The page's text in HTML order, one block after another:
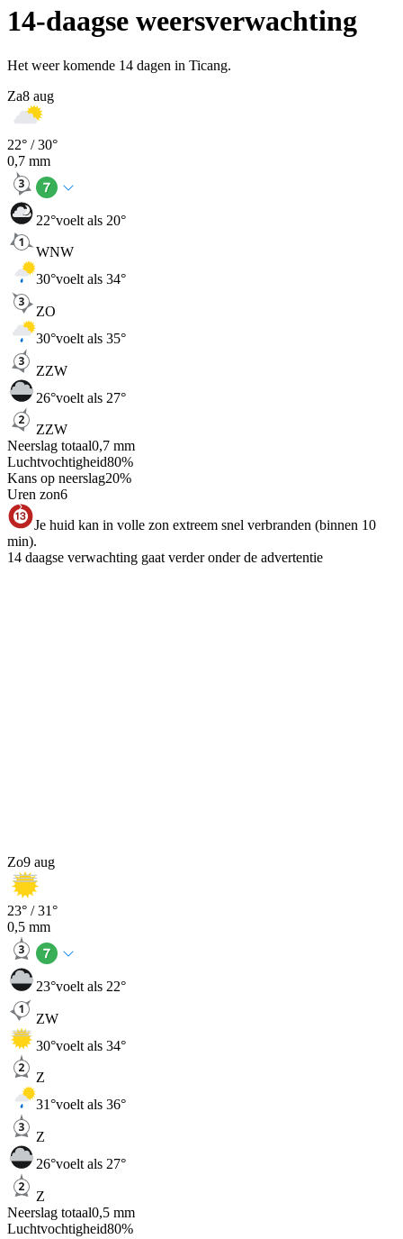
14-daagse weersverwachting
Het weer komende 14 dagen in Ticang.
Za8 aug
22° /30°
0,7 mm
22°voelt als 20°
WNW
30°voelt als 34°
ZO
30°voelt als 35°
ZZW
26°voelt als 27°
ZZW
Neerslag totaal0,7 mm
Luchtvochtigheid80%
Kans op neerslag20%
Uren zon6
Je huid kan in volle zon extreem snel verbranden (binnen 10
min).
14 daagse verwachting gaat verder onder de advertentie
Zo9 aug
23° /31°
0,5 mm
23°voelt als 22°
ZW
30°voelt als 34°
Z
31°voelt als 36°
Z
26°voelt als 27°
Z
Neerslag totaal0,5 mm
Luchtvochtigheid80%